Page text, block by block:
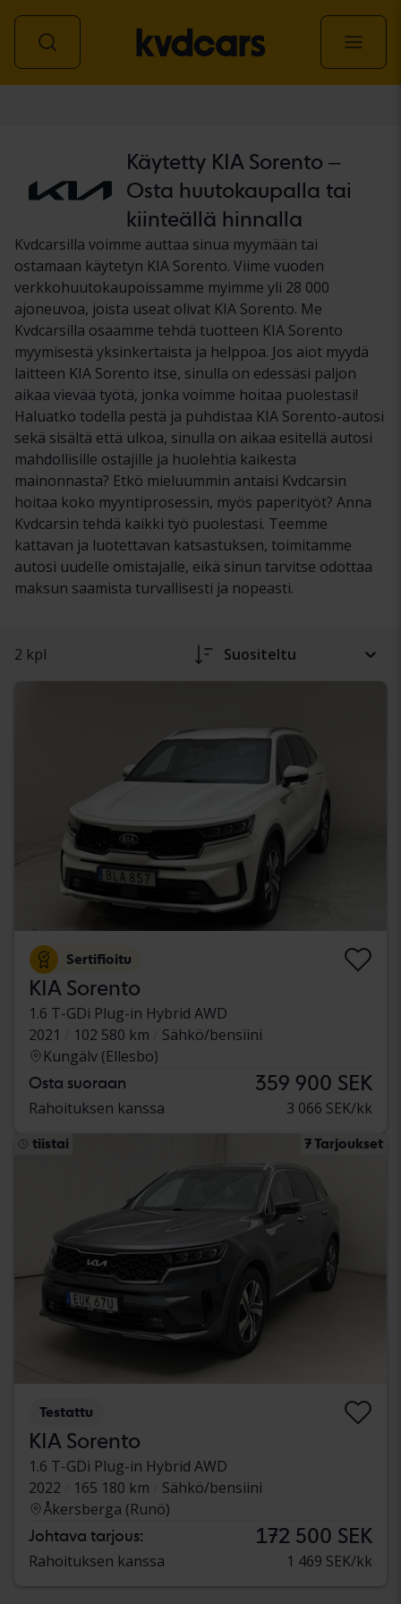
Käytetty KIA Sorento –
Osta huutokaupalla tai
kiinteällä hinnalla
Kvdcarsilla voimme auttaa sinua myymään tai
ostamaan käytetyn KIA Sorento. Viime vuoden
verkkohuutokaupoissamme myimme yli 28 000
ajoneuvoa, joista useat olivat KIA Sorento. Me
Kvdcarsilla osaamme tehdä tuotteen KIA Sorento
myymisestä yksinkertaista ja helppoa. Jos aiot myydä
laitteen KIA Sorento itse, sinulla on edessäsi paljon
aikaa vievää työtä, jonka voimme hoitaa puolestasi!
Haluatko todella pestä ja puhdistaa KIA Sorento-autosi
sekä sisältä että ulkoa, sinulla on aikaa esitellä autosi
mahdollisille ostajille ja huolehtia kaikesta
mainonnasta? Etkö mieluummin antaisi Kvdcarsin
hoitaa koko myyntiprosessin, myös paperityöt? Anna
Kvdcarsin tehdä kaikki työ puolestasi. Teemme
kattavan ja luotettavan katsastuksen, toimitamme
autosi uudelle omistajalle, eikä sinun tarvitse odottaa
maksun saamista turvallisesti ja nopeasti.
2 kpl Suositeltu
Sertifioitu
KIA Sorento
1.6 T-GDi Plug-in Hybrid AWD
2021
102 580 km
Sähkö/bensiini
Kungälv (Ellesbo)
Osta suoraan 359 900 SEK
Rahoituksen kanssa 3 066 SEK/kk
tiistai 7 Tarjoukset
Testattu
KIA Sorento
1.6 T-GDi Plug-in Hybrid AWD
2022
165 180 km
Sähkö/bensiini
Åkersberga (Runö)
Johtava tarjous: 172 500 SEK
Rahoituksen kanssa 1 469 SEK/kk